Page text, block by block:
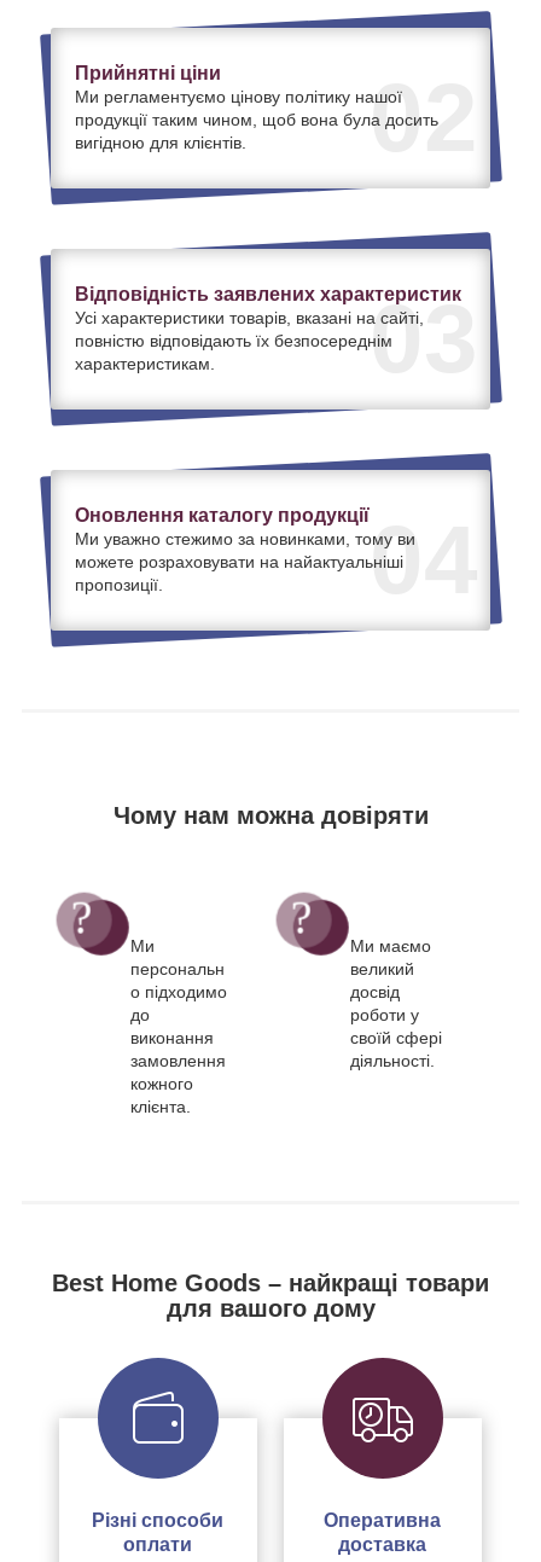
02
Прийнятні ціни
Ми регламентуємо цінову політику нашої
продукції таким чином, щоб вона була досить
вигідною для клієнтів.
03
Відповідність заявлених характеристик
Усі характеристики товарів, вказані на сайті,
повністю відповідають їх безпосереднім
характеристикам.
04
Оновлення каталогу продукції
Ми уважно стежимо за новинками, тому ви
можете розраховувати на найактуальніші
пропозиції.
Чому нам можна довіряти
Ми
персональн
о підходимо
до
виконання
замовлення
кожного
клієнта.
Ми маємо
великий
досвід
роботи у
своїй сфері
діяльності.
Best Home Goods – найкращі товари
для вашого дому
Різні способи
оплати
Оперативна
доставка